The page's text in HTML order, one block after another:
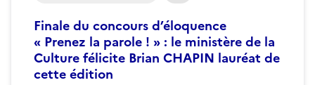
Finale du concours d’éloquence
« Prenez la parole ! » : le ministère de la
Culture félicite Brian CHAPIN lauréat de
cette édition